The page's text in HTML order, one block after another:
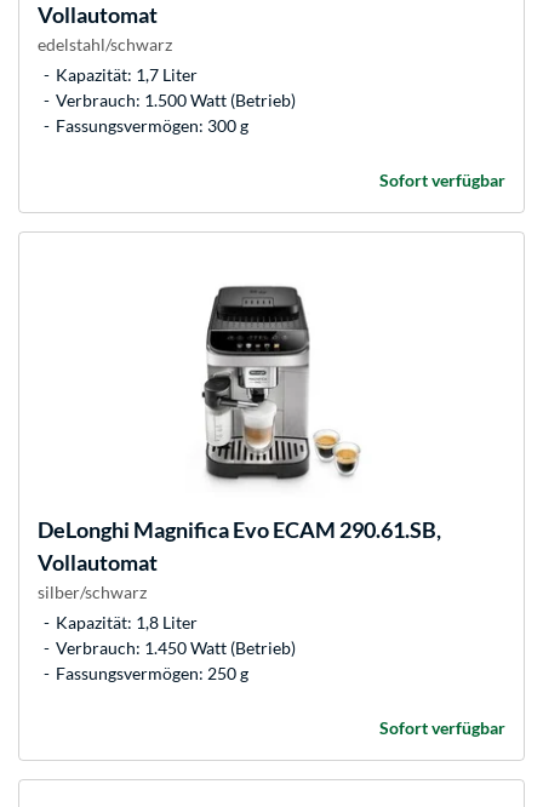
Vollautomat
edelstahl/schwarz
Kapazität: 1,7 Liter
Verbrauch: 1.500 Watt (Betrieb)
Fassungsvermögen: 300 g
Sofort verfügbar
DeLonghi Magnifica Evo ECAM 290.61.SB,
Vollautomat
silber/schwarz
Kapazität: 1,8 Liter
Verbrauch: 1.450 Watt (Betrieb)
Fassungsvermögen: 250 g
Sofort verfügbar